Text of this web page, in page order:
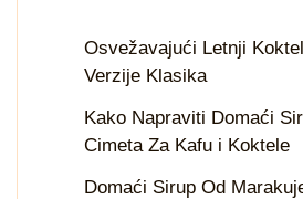
Osvežavajući Letnji
Verzije Klasika
Kako Napraviti Domaći
Cimeta Za Kafu i Koktele
Domaći Sirup Od